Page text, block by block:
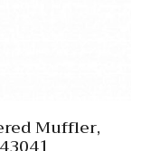
Muffler,